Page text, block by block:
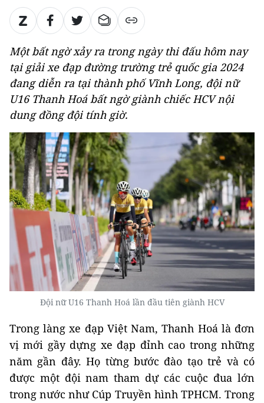
Một bất ngờ xảy ra trong ngày thi đấu hôm nay
tại giải xe đạp đường trường trẻ quốc gia 2024
đang diễn ra tại thành phố Vĩnh Long, đội nữ
U16 Thanh Hoá bất ngờ giành chiếc HCV nội
dung đồng đội tính giờ.
Đội nữ U16 Thanh Hoá lần đầu tiên giành HCV
Trong làng xe đạp Việt Nam, Thanh Hoá là đơn
vị mới gầy dựng xe đạp đỉnh cao trong những
năm gần đây. Họ từng bước đào tạo trẻ và có
được một đội nam tham dự các cuộc đua lớn
trong nước như Cúp Truyền hình TPHCM. Trong